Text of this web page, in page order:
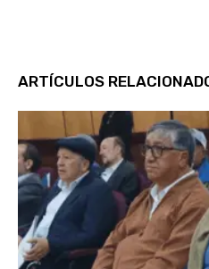
ARTÍCULOS